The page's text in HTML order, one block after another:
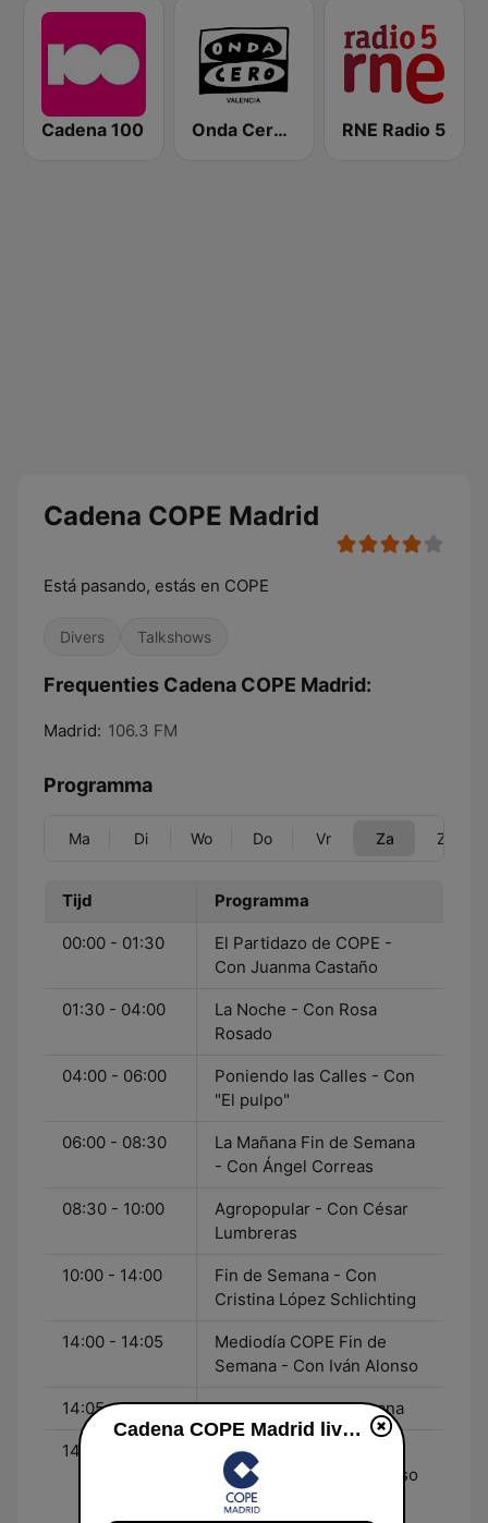
Cadena 100 Onda Cero Valencia RNE Radio 5
Cadena COPE Madrid
Está pasando, estás en COPE
Divers Talkshows
Frequenties Cadena COPE Madrid:
Madrid: 106.3 FM
Programma
Ma Di Wo Do Vr Za Zo
Tijd Programma
00:00 - 01:30
El Partidazo de COPE -
Con Juanma Castaño
01:30 - 04:00
La Noche - Con Rosa
Rosado
04:00 - 06:00
Poniendo las Calles - Con
"El pulpo"
06:00 - 08:30
La Mañana Fin de Semana
- Con Ángel Correas
08:30 - 10:00
Agropopular - Con César
Lumbreras
10:00 - 14:00
Fin de Semana - Con
Cristina López Schlichting
14:00 - 14:05
Mediodía COPE Fin de
Semana - Con Iván Alonso
14:05 - 14:30 El Espejo Fin de Semana
14:30 - 15:00
Mediodía COPE Fin de
Semana - Con Iván Alonso
Cadena COPE Madrid live luisteren